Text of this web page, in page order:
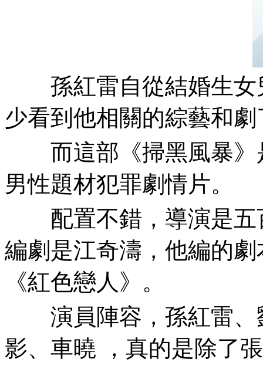
孫紅雷自從結婚生女兒之
少看到他相關的綜藝和劇了
而這部《掃黑風暴》
男性題材犯罪劇情片。
配置不錯，導演是五百
編劇是江奇濤，他編
《紅色戀人》。
演員陣容 ，孫紅雷、劉
影、車曉 ，真的是除